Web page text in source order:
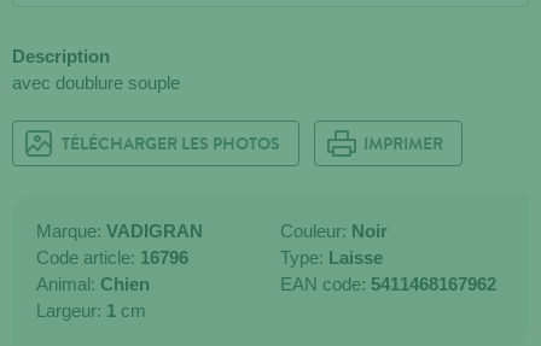
Description
avec doublure souple
TÉLÉCHARGER LES PHOTOS IMPRIMER
Marque: VADIGRAN
Code article: 16796
Animal: Chien
Largeur: 1 cm
Couleur: Noir
Type: Laisse
EAN code: 5411468167962